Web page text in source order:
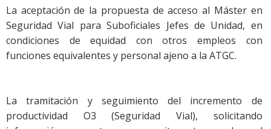
La aceptación de la propuesta de acceso al Máster en
Seguridad Vial para Suboficiales Jefes de Unidad, en
condiciones de equidad con otros empleos con
funciones equivalentes y personal ajeno a la ATGC.
La tramitación y seguimiento del incremento de
productividad O3 (Seguridad Vial), solicitando